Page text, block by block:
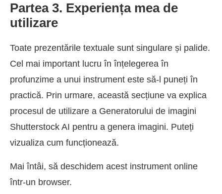
Partea 3. Experiența mea de
utilizare
Toate prezentările textuale sunt singulare și palide.
Cel mai important lucru în înțelegerea în
profunzime a unui instrument este să-l puneți în
practică. Prin urmare, această secțiune va explica
procesul de utilizare a Generatorului de imagini
Shutterstock AI pentru a genera imagini. Puteți
vizualiza cum funcționează.
Mai întâi, să deschidem acest instrument online
într-un browser.